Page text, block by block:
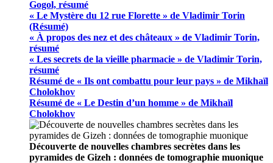
Gogol, résumé
« Le Mystère du 12 rue Florette » de Vladimir Torin
(Résumé)
« À propos des nez et des châteaux » de Vladimir Torin,
résumé
« Les secrets de la vieille pharmacie » de Vladimir Torin,
résumé
Résumé de « Ils ont combattu pour leur pays » de Mikhaïl
Cholokhov
Résumé de « Le Destin d’un homme » de Mikhaïl
Cholokhov
Découverte de nouvelles chambres secrètes dans les
pyramides de Gizeh : données de tomographie muonique